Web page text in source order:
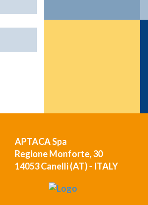
APTACA Spa
Regione Monforte, 30
14053 Canelli (AT) - ITALY